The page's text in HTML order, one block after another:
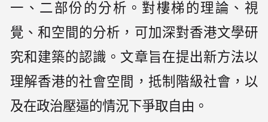
一、二部份的分析。對樓梯的理論、視
覺、和空間的分析，可加深對香港文學研
究和建築的認識。文章旨在提出新方法以
理解香港的社會空間，抵制階級社會，以
及在政治壓逼的情況下爭取自由。